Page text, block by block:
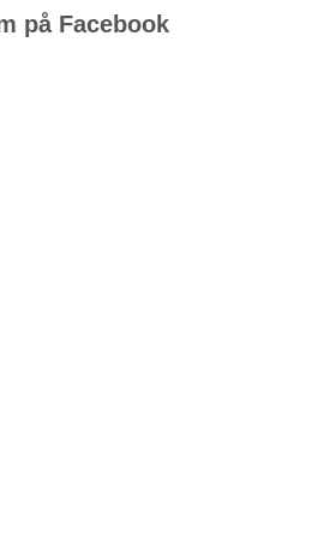
på Facebook